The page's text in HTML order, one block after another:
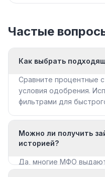
Частые
Как выбрать
Сравните процентные
условия одобрения.
фильтрами для
Можно ли получить
историей?
Да, многие МФО